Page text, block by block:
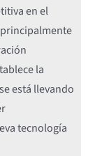
en el
la
está llevando
tecnología